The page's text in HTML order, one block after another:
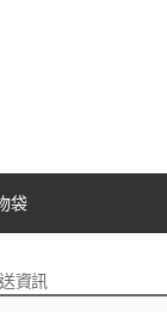
袋
資訊